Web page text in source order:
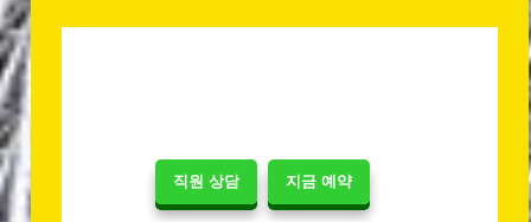
직원 상담 지금 예약